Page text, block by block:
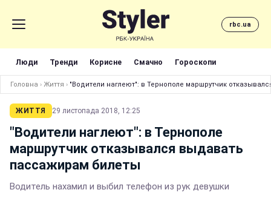
rbc.ua
Люди Тренди Корисне Смачно Гороскопи
Головна › Життя › "Водители наглеют": в Тернополе маршрутчик
ЖИТТЯ 29 листопада 2018, 12:25
"Водители наглеют": в Тернополе
маршрутчик отказывался выдавать
пассажирам билеты
Водитель нахамил и выбил телефон из рук девушки